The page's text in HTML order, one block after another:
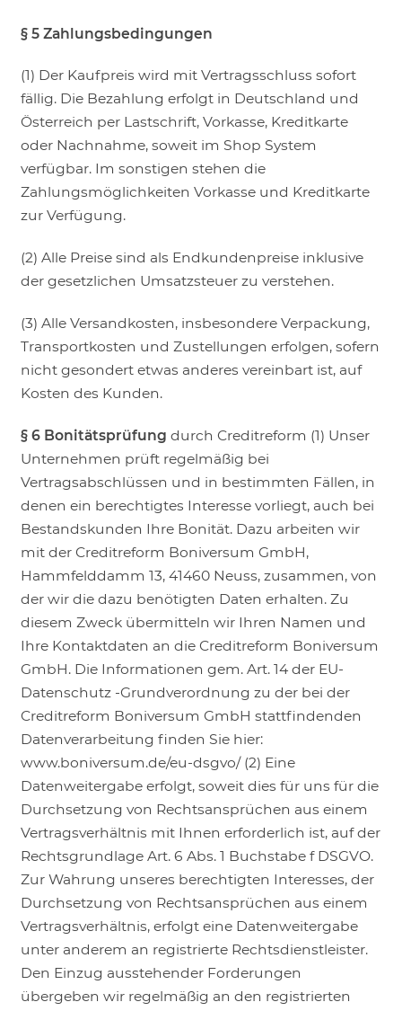
§ 5 Zahlungsbedingungen
(1) Der Kaufpreis wird mit Vertragsschluss sofort
fällig. Die Bezahlung erfolgt in Deutschland und
Österreich per Lastschrift, Vorkasse, Kreditkarte
oder Nachnahme, soweit im Shop System
verfügbar. Im sonstigen stehen die
Zahlungsmöglichkeiten Vorkasse und Kreditkarte
zur Verfügung.
(2) Alle Preise sind als Endkundenpreise inklusive
der gesetzlichen Umsatzsteuer zu verstehen.
(3) Alle Versandkosten, insbesondere Verpackung,
Transportkosten und Zustellungen erfolgen, sofern
nicht gesondert etwas anderes vereinbart ist, auf
Kosten des Kunden.
§ 6 Bonitätsprüfung durch Creditreform (1) Unser
Unternehmen prüft regelmäßig bei
Vertragsabschlüssen und in bestimmten Fällen, in
denen ein berechtigtes Interesse vorliegt, auch bei
Bestandskunden Ihre Bonität. Dazu arbeiten wir
mit der Creditreform Boniversum GmbH,
Hammfelddamm 13, 41460 Neuss, zusammen, von
der wir die dazu benötigten Daten erhalten. Zu
diesem Zweck übermitteln wir Ihren Namen und
Ihre Kontaktdaten an die Creditreform Boniversum
GmbH. Die Informationen gem. Art. 14 der EU-
Datenschutz -Grundverordnung zu der bei der
Creditreform Boniversum GmbH stattfindenden
Datenverarbeitung finden Sie hier:
www.boniversum.de/eu-dsgvo/ (2) Eine
Datenweitergabe erfolgt, soweit dies für uns für die
Durchsetzung von Rechtsansprüchen aus einem
Vertragsverhältnis mit Ihnen erforderlich ist, auf der
Rechtsgrundlage Art. 6 Abs. 1 Buchstabe f DSGVO.
Zur Wahrung unseres berechtigten Interesses, der
Durchsetzung von Rechtsansprüchen aus einem
Vertragsverhältnis, erfolgt eine Datenweitergabe
unter anderem an registrierte Rechtsdienstleister.
Den Einzug ausstehender Forderungen
übergeben wir regelmäßig an den registrierten